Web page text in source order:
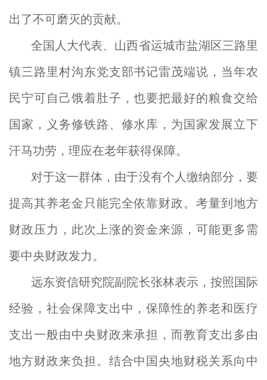
出了不可磨灭的贡献。
全国人大代表、山西省运城市盐湖区三路里
镇三路里村沟东党支部书记雷茂端说，当年农
民宁可自己饿着肚子，也要把最好的粮食交给
国家，义务修铁路、修水库，为国家发展立下
汗马功劳，理应在老年获得保障。
对于这一群体，由于没有个人缴纳部分，要
提高其养老金只能完全依靠财政。考量到地方
财政压力，此次上涨的资金来源，可能更多需
要中央财政发力。
远东资信研究院副院长张林表示，按照国际
经验，社会保障支出中，保障性的养老和医疗
支出一般由中央财政来承担，而教育支出多由
地方财政来负担。结合中国央地财税关系向中